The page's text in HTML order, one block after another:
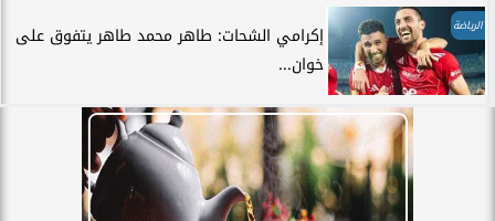
الرياضة
إكرامي الشحات: طاهر محمد طاهر يتفوق على
خوان...